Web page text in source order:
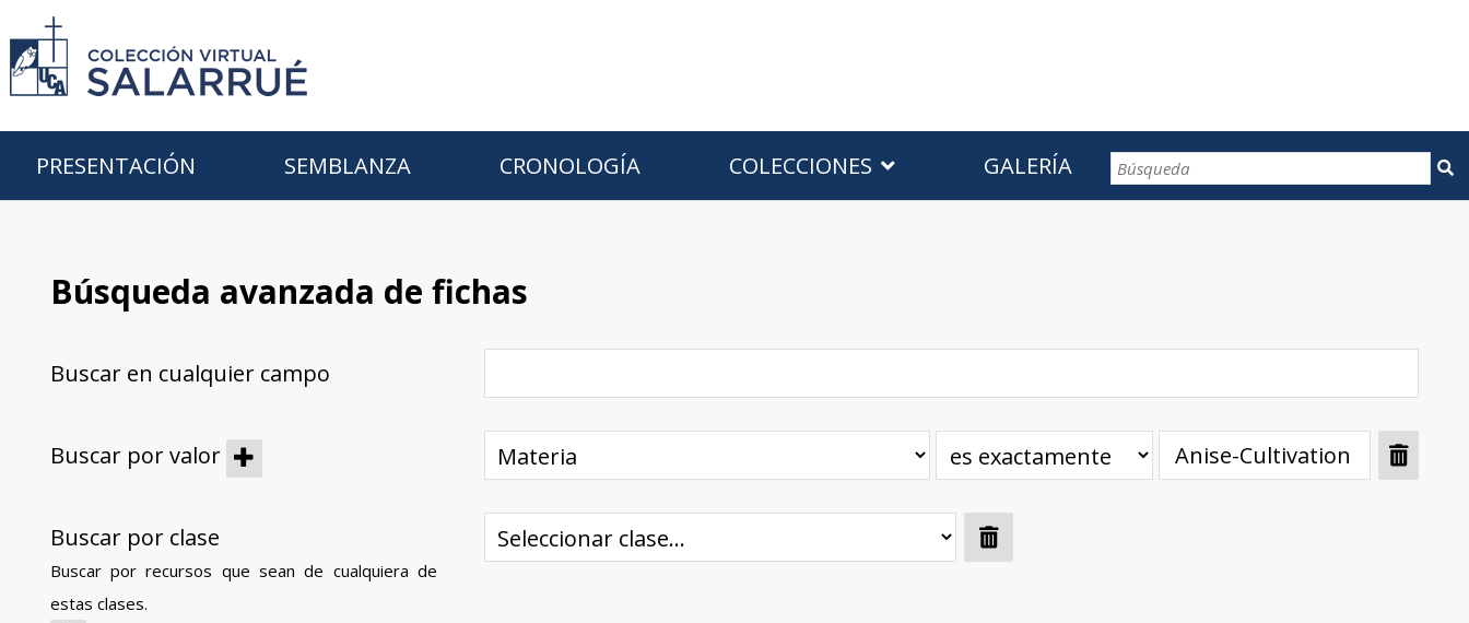
PRESENTACIÓN SEMBLANZA CRONOLOGÍA COLECCIONES GALERÍA CONTACTOS
Búsqueda avanzada de fichas
Buscar en cualquier campo
Buscar por valor
Buscar por clase
Buscar por recursos que sean de cualquiera de
estas clases.